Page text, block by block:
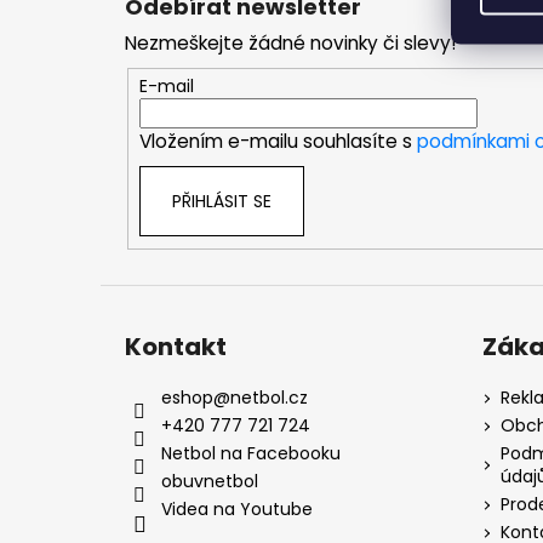
Odebírat newsletter
Nezmeškejte žádné novinky či slevy!
E-mail
Vložením e-mailu souhlasíte s podmínkami
PŘIHLÁSIT SE
Kontakt
eshop@netbol.cz
+420 777 721 724
Netbol na Facebooku
obuvnetbol
Videa na Youtube